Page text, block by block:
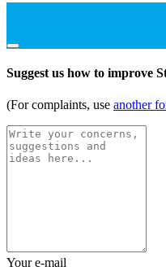
Suggest us how to improve
(For complaints, use another
Your e-mail